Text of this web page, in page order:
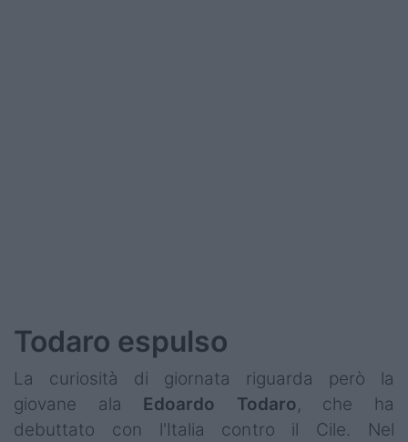
Todaro espulso
La curiosità di giornata riguarda però la
giovane ala Edoardo Todaro, che ha
debuttato con l'Italia contro il Cile. Nel